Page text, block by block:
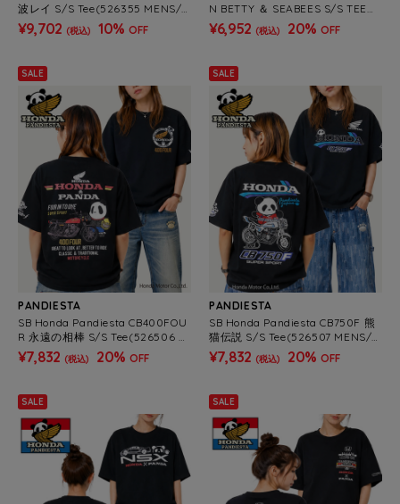
波レイ S/S Tee(526355 MENS/
WOMENS)
¥9,702 (税込) 10% OFF
N BETTY ＆ SEABEES S/S TEE
（526610 MENS/WOMENS)
¥6,952 (税込) 20% OFF
SALE
PANDIESTA
SB Honda Pandiesta CB400FOU
R 永遠の相棒 S/S Tee(526506 M
ENS/WOMENS）
¥7,832 (税込) 20% OFF
SALE
PANDIESTA
SB Honda Pandiesta CB750F 熊
猫伝説 S/S Tee(526507 MENS/
WOMENS）
¥7,832 (税込) 20% OFF
SALE SALE